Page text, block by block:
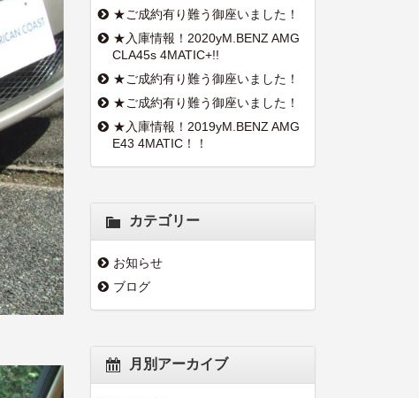
★ご成約有り難う御座いました！
★入庫情報！2020yM.BENZ AMG
CLA45s 4MATIC+!!
★ご成約有り難う御座いました！
★ご成約有り難う御座いました！
★入庫情報！2019yM.BENZ AMG
E43 4MATIC！！
カテゴリー
お知らせ
ブログ
月別アーカイブ